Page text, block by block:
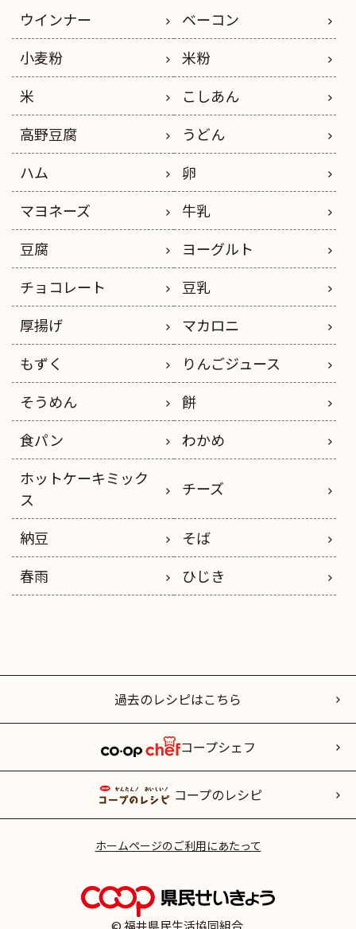
ウインナー
ベーコン
小麦粉
米粉
米
こしあん
高野豆腐
うどん
ハム
卵
マヨネーズ
牛乳
豆腐
ヨーグルト
チョコレート
豆乳
厚揚げ
マカロニ
もずく
りんごジュース
そうめん
餅
食パン
わかめ
ホットケーキミック
ス
チーズ
納豆
そば
春雨
ひじき
過去のレシピはこちら
コープシェフ
コープのレシピ
ホームページのご利用にあたって
© 福井県民生活協同組合.